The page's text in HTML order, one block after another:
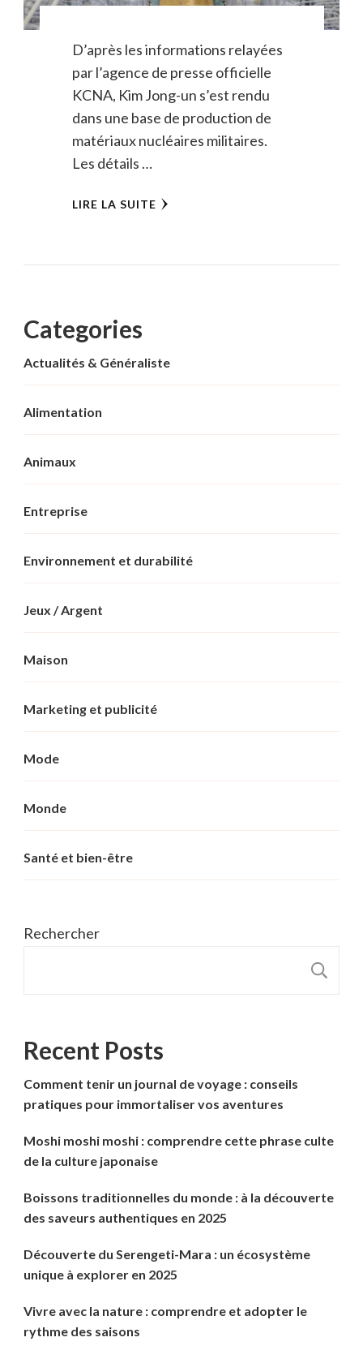
D’après les informations relayées
par l’agence de presse officielle
KCNA, Kim Jong-un s’est rendu
dans une base de production de
matériaux nucléaires militaires.
Les détails …
LIRE LA SUITE
Categories
Actualités & Généraliste
Alimentation
Animaux
Entreprise
Environnement et durabilité
Jeux / Argent
Maison
Marketing et publicité
Mode
Monde
Santé et bien-être
Rechercher
Recent Posts
Comment tenir un journal de voyage : conseils
pratiques pour immortaliser vos aventures
Moshi moshi moshi : comprendre cette phrase culte
de la culture japonaise
Boissons traditionnelles du monde : à la découverte
des saveurs authentiques en 2025
Découverte du Serengeti-Mara : un écosystème
unique à explorer en 2025
Vivre avec la nature : comprendre et adopter le
rythme des saisons